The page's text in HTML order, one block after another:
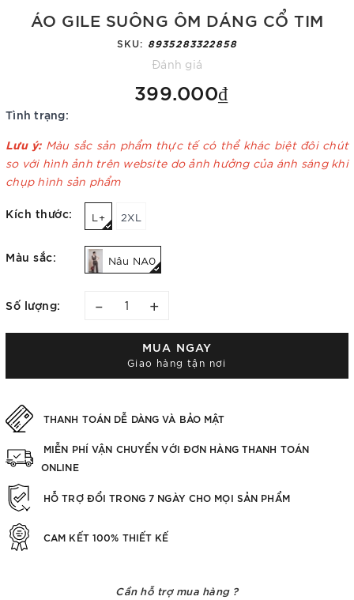
ÁO GILE SUÔNG ÔM DÁNG CỔ TIM
SKU: 8935283322858
Đánh giá
399.000₫
Tình trạng:
Lưu ý: Màu sắc sản phẩm thực tế có thể khác biệt đôi chút
so với hình ảnh trên website do ảnh hưởng của ánh sáng khi
chụp hình sản phẩm
Kích thước: L+ 2XL
Màu sắc: Nâu NA0
Số lượng: – +
MUA NGAY
Giao hàng tận nơi
THANH TOÁN DỄ DÀNG VÀ BẢO MẬT
MIỄN PHÍ VẬN CHUYỂN VỚI ĐƠN HÀNG THANH TOÁN
ONLINE
HỖ TRỢ ĐỔI TRONG 7 NGÀY CHO MỌI SẢN PHẨM
CAM KẾT 100% THIẾT KẾ
Cần hỗ trợ mua hàng ?